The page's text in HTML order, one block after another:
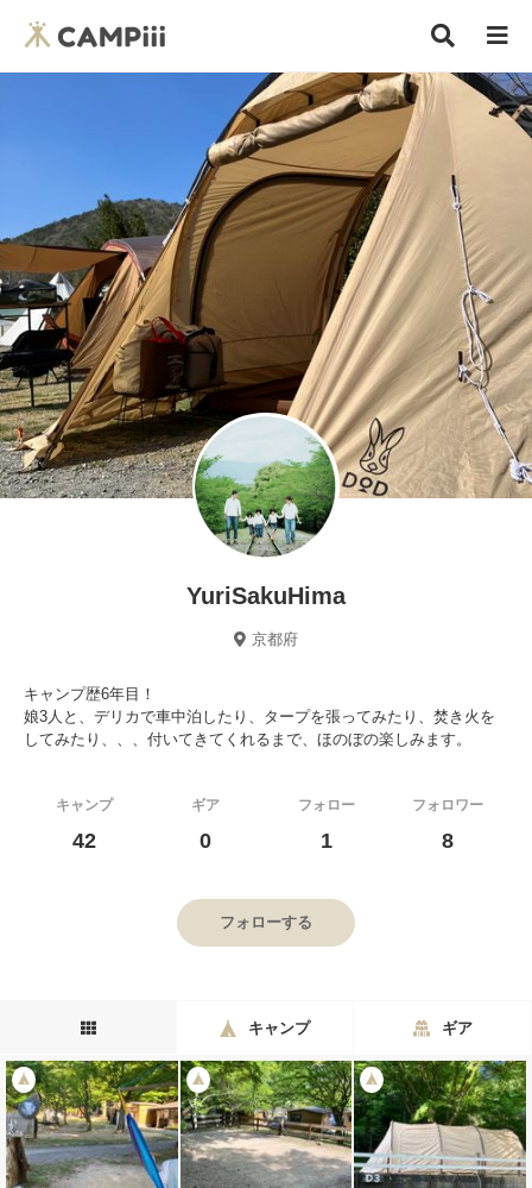
YuriSakuHima
京都府
キャンプ歴6年目！
娘3人と、デリカで車中泊したり、タープを張ってみたり、焚き火を
してみたり、、、付いてきてくれるまで、ほのぼの楽しみます。
キャンプ
42
ギア
0
フォロー
1
フォロワー
8
フォローする
キャンプ ギア